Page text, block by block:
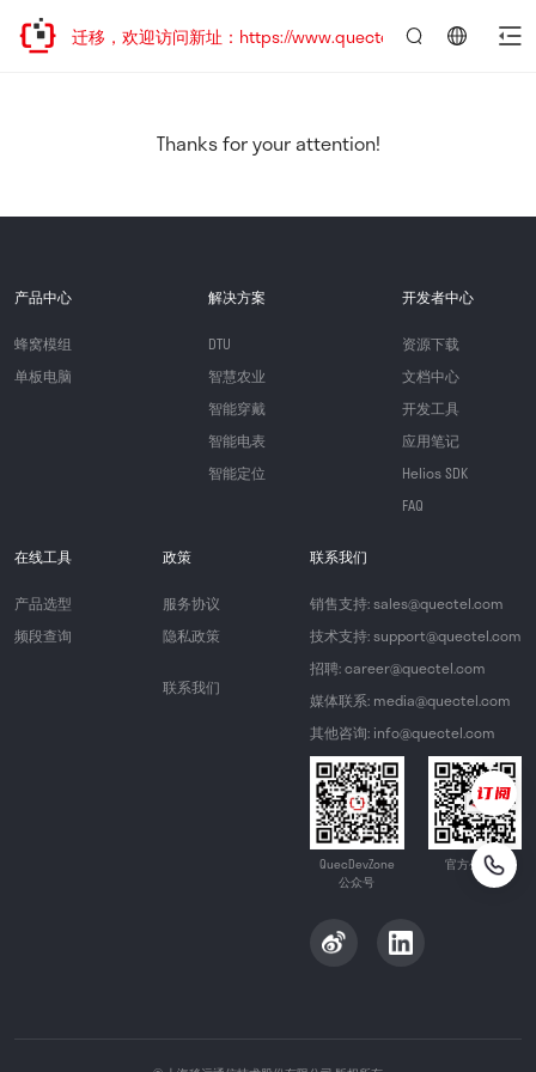
地址已迁移，欢迎访问新址：https://www.quectel.com.cn
Thanks for your attention!
产品中心
蜂窝模组
单板电脑
解决方案
DTU
智慧农业
智能穿戴
智能电表
智能定位
开发者中心
资源下载
文档中心
开发工具
应用笔记
Helios SDK
FAQ
在线工具
产品选型
频段查询
政策
服务协议
隐私政策
联系我们
联系我们
销售支持: sales@quectel.com
技术支持: support@quectel.com
招聘: career@quectel.com
媒体联系: media@quectel.com
其他咨询: info@quectel.com
QuecDevZone
公众号
官方公众号